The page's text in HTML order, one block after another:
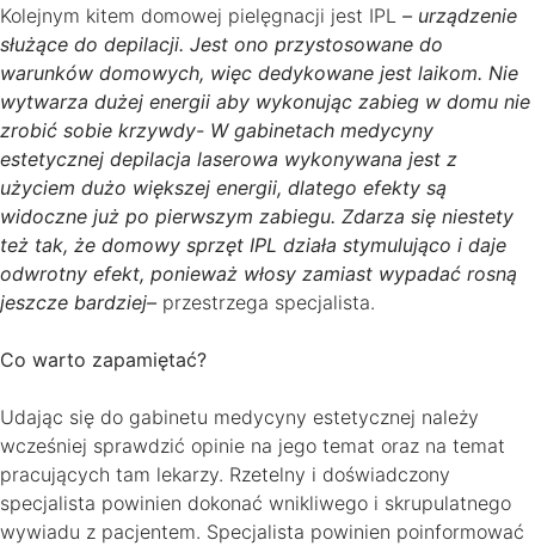
Kolejnym kitem domowej pielęgnacji jest IPL – urządzenie
służące do depilacji. Jest ono przystosowane do
warunków domowych, więc dedykowane jest laikom. Nie
wytwarza dużej energii aby wykonując zabieg w domu nie
zrobić sobie krzywdy- W gabinetach medycyny
estetycznej depilacja laserowa wykonywana jest z
użyciem dużo większej energii, dlatego efekty są
widoczne już po pierwszym zabiegu. Zdarza się niestety
też tak, że domowy sprzęt IPL działa stymulująco i daje
odwrotny efekt, ponieważ włosy zamiast wypadać rosną
jeszcze bardziej– przestrzega specjalista.
Co warto zapamiętać?
Udając się do gabinetu medycyny estetycznej należy
wcześniej sprawdzić opinie na jego temat oraz na temat
pracujących tam lekarzy. Rzetelny i doświadczony
specjalista powinien dokonać wnikliwego i skrupulatnego
wywiadu z pacjentem. Specjalista powinien poinformować